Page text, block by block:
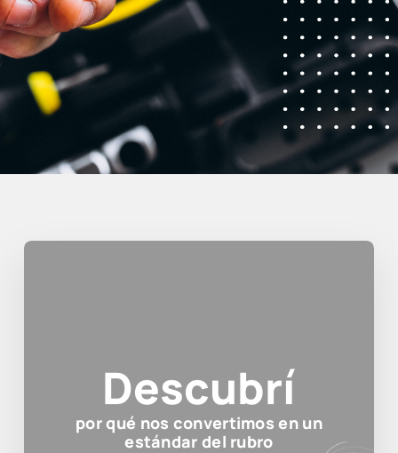
Descubrí
por qué nos convertimos en un
estándar del rubro